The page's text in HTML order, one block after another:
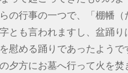
の行事の一つで、「棚幡（
とも言われますし、盆踊り
慰める踊りであったようで
夕方にお墓へ行って火を焚